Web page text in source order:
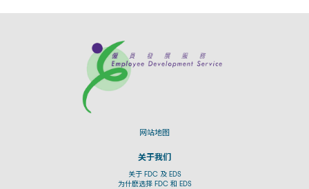
网站地图
关于我们
关于 FDC 及 EDS
为什麽选择 FDC 和 EDS